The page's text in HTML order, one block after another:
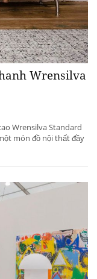
Wrensilva
Wrensilva Standard
món đồ nội thất đầy